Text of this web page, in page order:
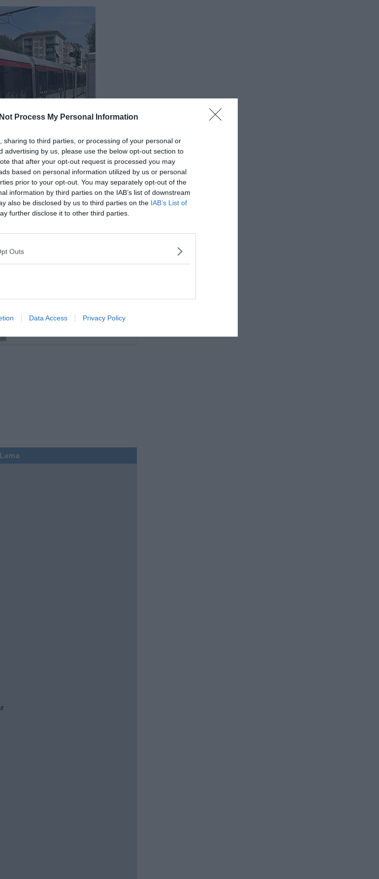
Process My Personal Information
sharing to third parties, or processing of your personal or
advertising by us, please use the below opt-out section to
that after your opt-out request is processed you may
based on personal information utilized by us or personal
prior to your opt-out. You may separately opt-out of the
information by third parties on the IAB’s list of downstream
also be disclosed by us to third parties on the IAB’s List of
further disclose it to other third parties.
Outs
Data Access Privacy Policy